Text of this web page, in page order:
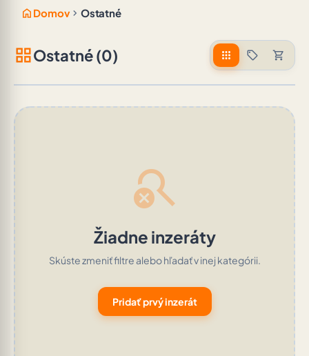
home Domov chevron_right Ostatné
grid_viewOstatné (0) apps sell shopping_cart
search_off
Žiadne inzeráty
Skúste zmeniť filtre alebo hľadať v inej kategórii.
Pridať prvý inzerát